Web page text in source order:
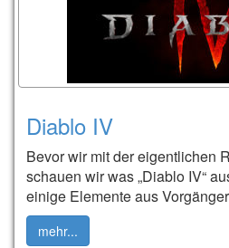
Diablo IV
Bevor wir mit der eigentlichen
schauen wir was „Diablo IV“
einige Elemente aus
mehr...